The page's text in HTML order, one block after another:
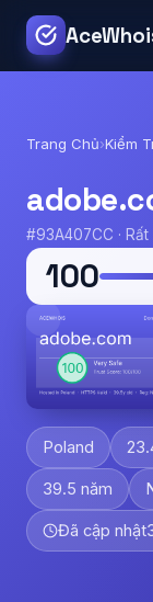
Trang Chủ›Kiểm
#93A407CC ·
100
Poland
39.5 năm
Đã cập nhật